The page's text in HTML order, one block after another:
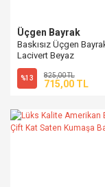
Üçgen Bayrak
Baskısız Üçgen
Lacivert Beyaz
%13 825,00 TL
715,00 TL